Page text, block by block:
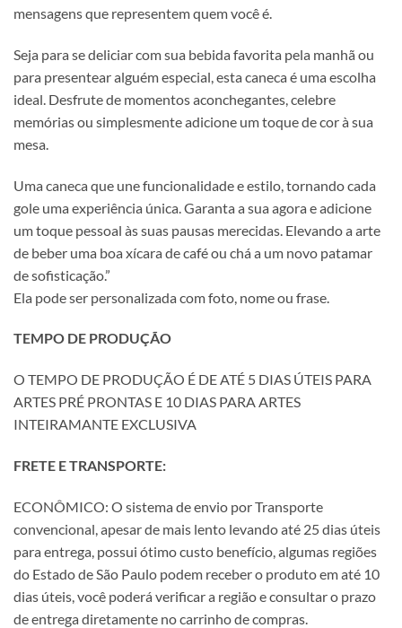
mensagens que representem quem você é.
Seja para se deliciar com sua bebida favorita pela manhã ou
para presentear alguém especial, esta caneca é uma escolha
ideal. Desfrute de momentos aconchegantes, celebre
memórias ou simplesmente adicione um toque de cor à sua
mesa.
Uma caneca que une funcionalidade e estilo, tornando cada
gole uma experiência única. Garanta a sua agora e adicione
um toque pessoal às suas pausas merecidas. Elevando a arte
de beber uma boa xícara de café ou chá a um novo patamar
de sofisticação.”
Ela pode ser personalizada com foto, nome ou frase.
TEMPO DE PRODUÇÃO
O TEMPO DE PRODUÇÃO É DE ATÉ 5 DIAS ÚTEIS PARA
ARTES PRÉ PRONTAS E 10 DIAS PARA ARTES
INTEIRAMANTE EXCLUSIVA
FRETE E TRANSPORTE:
ECONÔMICO: O sistema de envio por Transporte
convencional, apesar de mais lento levando até 25 dias úteis
para entrega, possui ótimo custo benefício, algumas regiões
do Estado de São Paulo podem receber o produto em até 10
dias úteis, você poderá verificar a região e consultar o prazo
de entrega diretamente no carrinho de compras.